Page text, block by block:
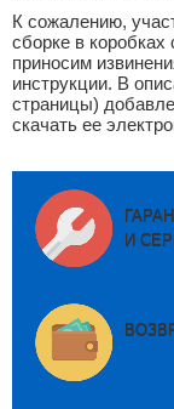
К сожалению,
сборке в
приносим
инструкции. В
страницы)
скачать ее
И